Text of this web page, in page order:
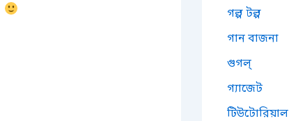
গল্প টল্প
গান বাজনা
গুগল্
গ্যাজেট
টিউটোরিয়াল